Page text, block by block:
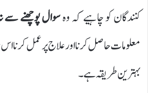
کنندگان کو چاہیے کہ وہسوال پوچھنے سے
معلومات حاصل کرنا اور علاج پر عمل کرنا
بہترین طریقہ ہے۔